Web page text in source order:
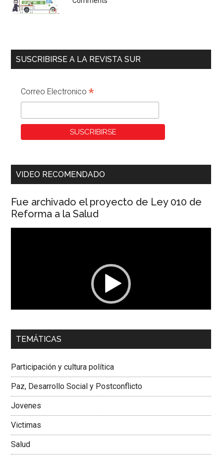
SUSCRIBIRSE A LA REVISTA SUR
Correo Electronico*
VIDEO RECOMENDADO
Fue archivado el proyecto de Ley 010 de
Reforma a la Salud
00:00 01:04
Dra. Carolina Corcho Mejía,Presidenta Corporación
Colombiana
TEMÁTICAS
Participación y cultura política
Paz, Desarrollo Social y Postconflicto
Jovenes
Victimas
Salud